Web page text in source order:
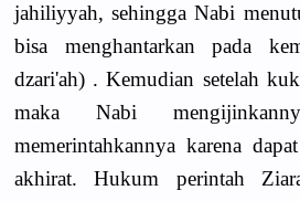
jahiliyyah, sehingga Nabi
bisa menghantarkan pada
dzari'ah) . Kemudian setelah
maka Nabi
memerintahkannya karena
akhirat. Hukum perintah